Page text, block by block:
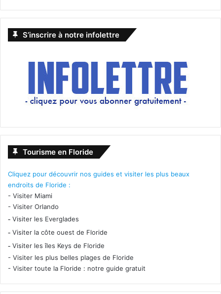
S’inscrire à notre infolettre
Tourisme en Floride
Cliquez pour découvrir nos guides et visiter les plus beaux
endroits de Floride :
- Visiter Miami
- Visiter Orlando
- Visiter les Everglades
- Visiter la côte ouest de Floride
- Visiter les îles Keys de Floride
- Visiter les plus belles plages de Floride
- Visiter toute la Floride : notre guide gratuit